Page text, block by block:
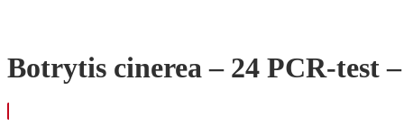
Botrytis cinerea – 24 PCR-test